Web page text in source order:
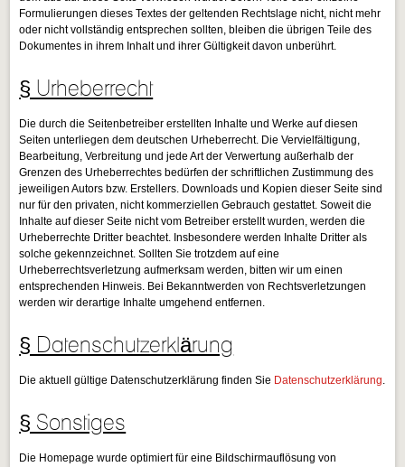
Formulierungen dieses Textes der geltenden Rechtslage nicht, nicht mehr
oder nicht vollständig entsprechen sollten, bleiben die übrigen Teile des
Dokumentes in ihrem Inhalt und ihrer Gültigkeit davon unberührt.
§ Urheberrecht
Die durch die Seitenbetreiber erstellten Inhalte und Werke auf diesen
Seiten unterliegen dem deutschen Urheberrecht. Die Vervielfältigung,
Bearbeitung, Verbreitung und jede Art der Verwertung außerhalb der
Grenzen des Urheberrechtes bedürfen der schriftlichen Zustimmung des
jeweiligen Autors bzw. Erstellers. Downloads und Kopien dieser Seite sind
nur für den privaten, nicht kommerziellen Gebrauch gestattet. Soweit die
Inhalte auf dieser Seite nicht vom Betreiber erstellt wurden, werden die
Urheberrechte Dritter beachtet. Insbesondere werden Inhalte Dritter als
solche gekennzeichnet. Sollten Sie trotzdem auf eine
Urheberrechtsverletzung aufmerksam werden, bitten wir um einen
entsprechenden Hinweis. Bei Bekanntwerden von Rechtsverletzungen
werden wir derartige Inhalte umgehend entfernen.
§ Datenschutzerklärung
Die aktuell gültige Datenschutzerklärung finden Sie Datenschutzerklärung
§ Sonstiges
Die Homepage wurde optimiert für eine Bildschirmauflösung von